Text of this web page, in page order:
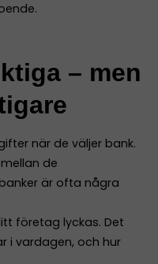
– men
när de väljer bank.
de
är ofta några
företag lyckas. Det
i vardagen, och hur